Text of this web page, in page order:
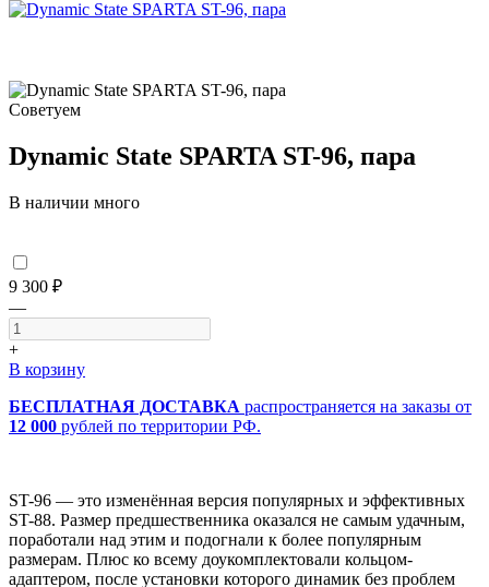
Советуем
Dynamic State SPARTA ST-96, пара
В наличии много
9 300 ₽
—
+
В корзину
БЕСПЛАТНАЯ ДОСТАВКА распространяется на заказы от
12 000 рублей по территории РФ.
ST-96 — это изменённая версия популярных и эффективных
ST-88. Размер предшественника оказался не самым удачным,
поработали над этим и подогнали к более популярным
размерам. Плюс ко всему доукомплектовали кольцом-
адаптером, после установки которого динамик без проблем